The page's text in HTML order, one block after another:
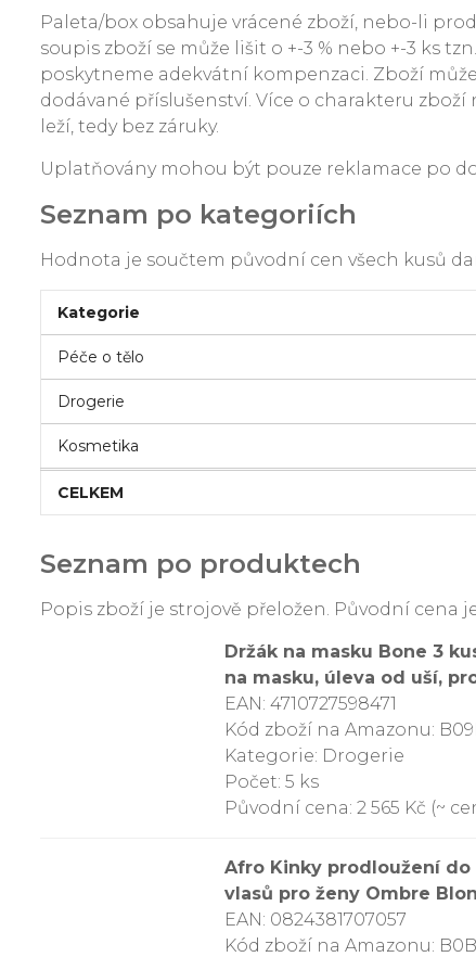
Paleta/box obsahuje vrácené zboží, nebo-li
soupis zboží se může lišit o +-3 % nebo +-3 ks
poskytneme adekvátní kompenzaci. Zboží
dodávané příslušenství. Více o charakteru
leží, tedy bez záruky.
Uplatňovány mohou být pouze reklamace po
Seznam po kategoriích
Hodnota je součtem původní cen všech kusů
Kategorie
Péče o tělo
Drogerie
Kosmetika
CELKEM
Seznam po produktech
Popis zboží je strojově přeložen. Původní
Držák na masku Bone 3
na masku, úleva od uší,
EAN: 4710727598471
Kód zboží na Amazonu:
Kategorie: Drogerie
Počet: 5 ks
Původní cena: 2 565 Kč (~
Afro Kinky prodloužení do
vlasů pro ženy Ombre
EAN: 0824381707057
Kód zboží na Amazonu: